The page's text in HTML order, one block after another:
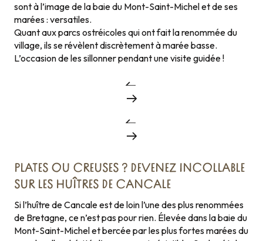
sont à l’image de la baie du Mont-Saint-Michel et de ses
marées : versatiles.
Quant aux parcs ostréicoles qui ont fait la renommée du
village, ils se révèlent discrètement à marée basse.
L’occasion de les sillonner pendant une visite guidée !
PLATES OU CREUSES ? DEVENEZ INCOLLABLE
SUR LES HUÎTRES DE CANCALE
Si l’huître de Cancale est de loin l’une des plus renommées
de Bretagne, ce n’est pas pour rien. Élevée dans la baie du
Mont-Saint-Michel et bercée par les plus fortes marées du